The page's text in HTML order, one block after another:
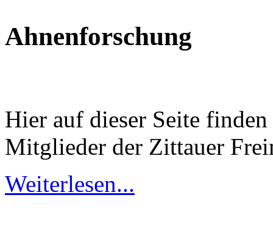
Ahnenforschung
Hier auf dieser Seite
Mitglieder der Zittauer
Weiterlesen...